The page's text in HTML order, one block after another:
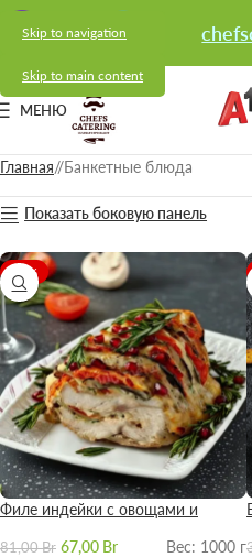
Skip to navigation
Skip to main content
МЕНЮ
Главная/ Банкетные блюда
Показать боковую панель
-17%
Филе индейки с овощами и
81,00Br 67,00 Br Вес: 1000 г